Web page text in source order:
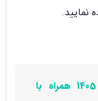
مبلغ وام ازدواج 1405 همراه با